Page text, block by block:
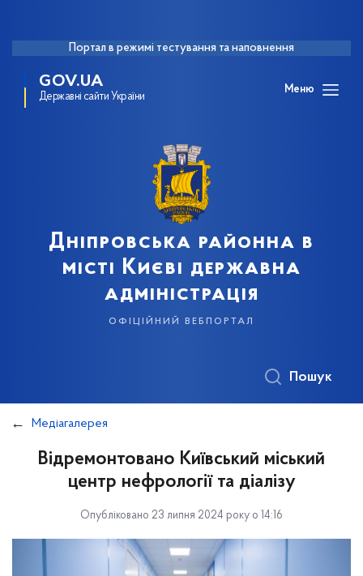
Портал в режимі тестування та наповнення
GOV.UA
Державні сайти України
Меню
Дніпровська районна в
місті Києві державна
адміністрація
офіційний вебпортал
Пошук
Медіагалерея
Відремонтовано Київський міський
центр нефрології та діалізу
Опубліковано 23 липня 2024 року о 14:16